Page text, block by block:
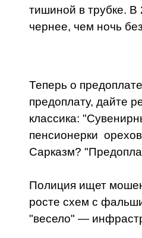
тишиной в трубке.
чернее, чем ночь
Теперь о
предоплату, дайте
классика:
пенсионерки
Сарказм?
Полиция ищет
росте схем с
"весело" —